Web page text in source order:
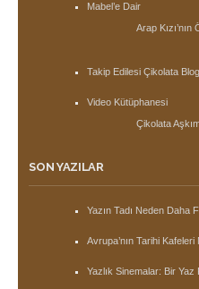
Mabel’e Dair
Arap
Takip Edilesi Çikolata
Video Kütüphanesi
Çikolata
SON YAZILAR
Yazın Tadı Neden Daha
Avrupa’nın Tarihi
Yazlık Sinemalar: Bir Yaz